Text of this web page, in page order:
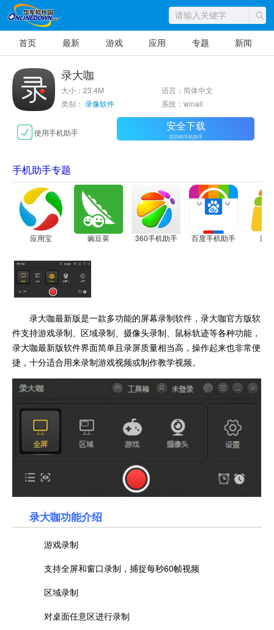
首页 最新 游戏 应用 专题 新闻
录大咖
大小：23.4M
语言：简体中文
类别： 录像软件 系统：winall
使用手机助手 安全下载
需2345手机助手
手机助手专题
应用宝 豌豆荚 360手机助手 百度手机助手 应
录大咖最新版是一款多功能的屏幕录制软件，录大咖官方版软
件支持游戏录制、区域录制、摄像头录制、鼠标轨迹等各种功能，
录大咖最新版软件界面简单且录屏质量相当高，操作起来也非常便
捷，十分适合用来录制游戏视频或制作教学视频。
录大咖功能介绍
游戏录制
支持全屏和窗口录制，捕捉每秒60帧视频
区域录制
对桌面任意区进行录制